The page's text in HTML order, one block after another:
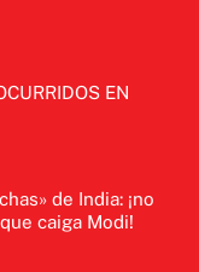
EN
de India: ¡no
caiga Modi!